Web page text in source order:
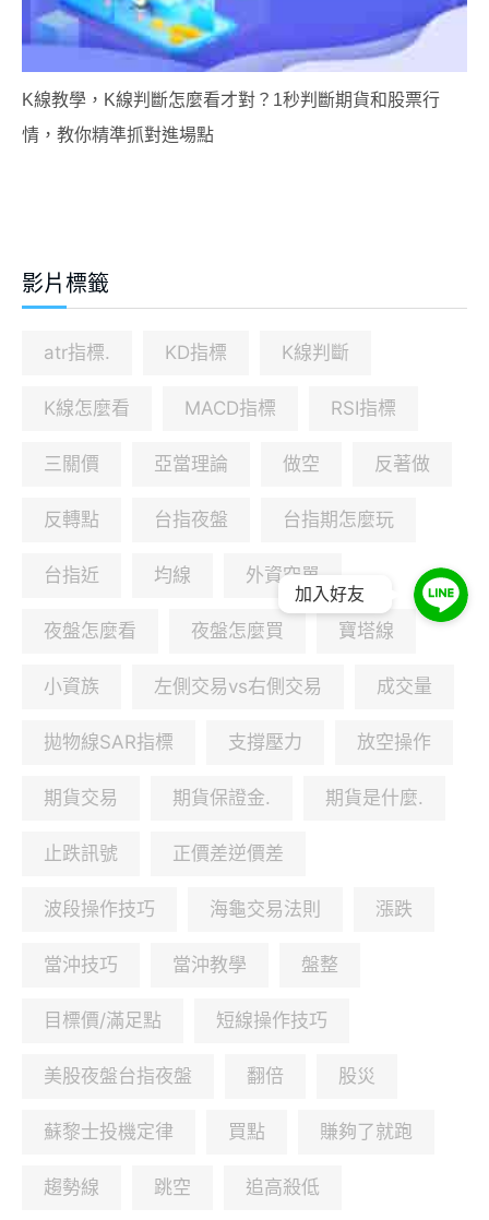
K線教學，K線判斷怎麼看才對？1秒判斷期貨和股票行
情，教你精準抓對進場點
影片標籤
atr指標. KD指標 K線判斷
K線怎麼看 MACD指標 RSI指標
三關價 亞當理論 做空 反著做
反轉點 台指夜盤 台指期怎麼玩
台指近 均線 外資空單
夜盤怎麼看 夜盤怎麼買 寶塔線
小資族 左側交易vs右側交易 成交量
拋物線SAR指標 支撐壓力 放空操作
期貨交易 期貨保證金. 期貨是什麼.
止跌訊號 正價差逆價差
波段操作技巧 海龜交易法則 漲跌
當沖技巧 當沖教學 盤整
目標價/滿足點 短線操作技巧
美股夜盤台指夜盤 翻倍 股災
蘇黎士投機定律 買點 賺夠了就跑
趨勢線 跳空 追高殺低
加入好友